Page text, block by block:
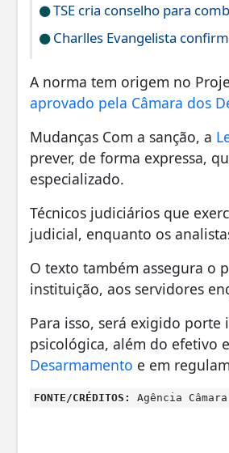
TSE cria conselho para
Charlles Evangelista
A norma tem origem no
aprovado pela Câmara dos
Mudanças Com a sanção, a
prever, de forma expressa,
especializado.
Técnicos judiciários que
judicial, enquanto os
O texto também assegura o
instituição, aos servidores
Para isso, será exigido
psicológica, além do efetivo
Desarmamento e em
FONTE/CRÉDITOS: Agência